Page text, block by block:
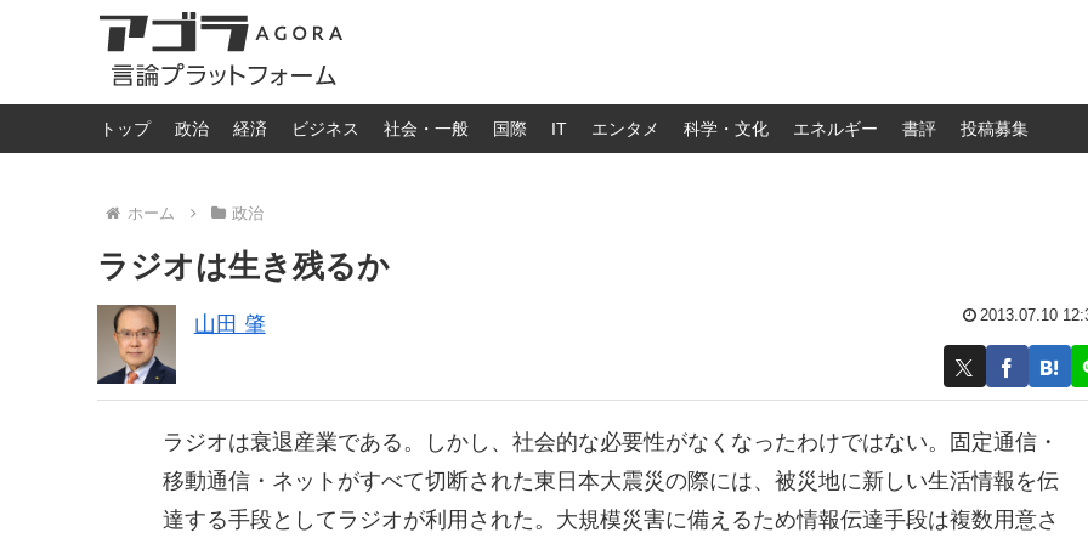
トップ 政治 経済 ビジネス 社会・一般 国際 IT エンタメ 科学・文化 エネルギー 書評 投稿募集
ホーム 政治
ラジオは生き残るか
山田 肇 2013.07.10
ラジオは衰退産業である。しかし、社会的な必要性がなくなったわけではない。固定通信・
移動通信・ネットがすべて切断された東日本大震災の際には、被災地に新しい生活情報を伝
達する手段としてラジオが利用された。大規模災害に備えるため情報伝達手段は複数用意さ